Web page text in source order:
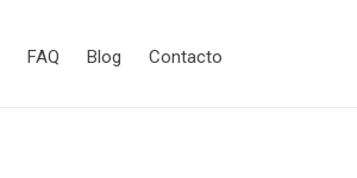
FAQ Blog Contacto